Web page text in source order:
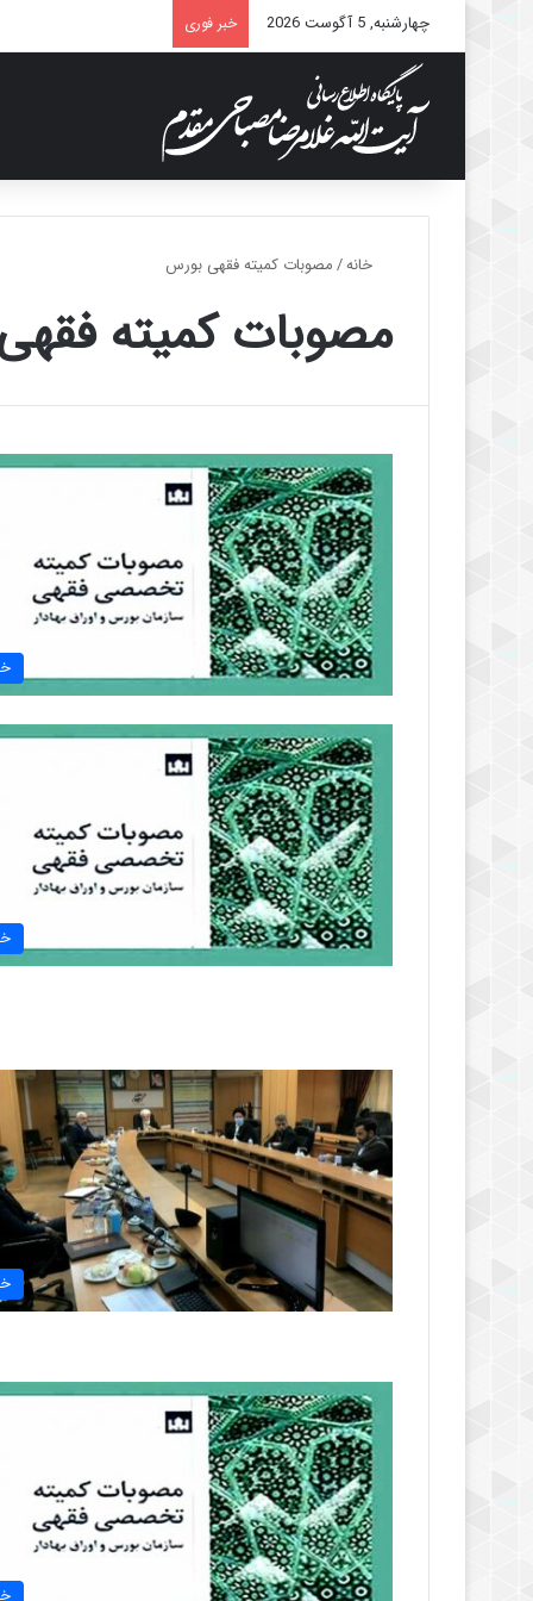
چهارشنبه, 5 آگوست 2026 خبر فوری
خانه/مصوبات کمیته فقهی بورس
مصوبات کمیته